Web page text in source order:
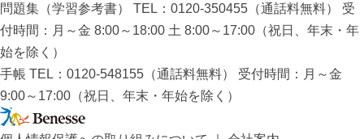
問題集（学習参考書） TEL：0120-350455（通話料無料） 受
付時間：月～金 8:00～18:00 土 8:00～17:00（祝日、年末・年
始を除く）
手帳 TEL：0120-548155（通話料無料） 受付時間：月～金
9:00～17:00（祝日、年末・年始を除く）